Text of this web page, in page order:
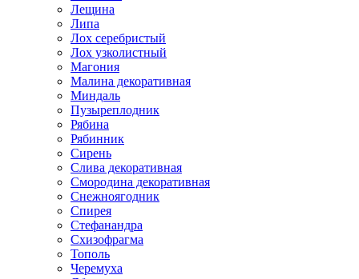
Лещина
Липа
Лох серебристый
Лох узколистный
Магония
Малина декоративная
Миндаль
Пузыреплодник
Рябина
Рябинник
Сирень
Слива декоративная
Смородина декоративная
Снежноягодник
Спирея
Стефанандра
Схизофрагма
Тополь
Черемуха